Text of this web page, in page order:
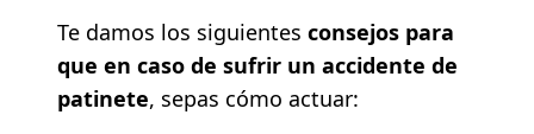
Te damos los siguientes consejos para
que en caso de sufrir un accidente de
patinete, sepas cómo actuar: